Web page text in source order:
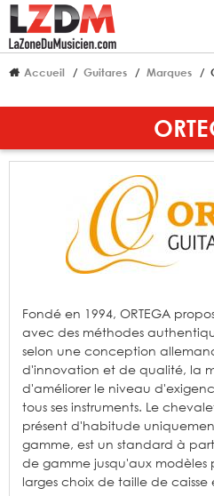
Accueil Guitares Marques
Fondé en 1994, ORTEGA
avec des méthodes
selon une conception
d'innovation et de qualité, la
d'améliorer le niveau
tous ses instruments. Le
présent d'habitude
gamme, est un standard à
de gamme jusqu'aux modèles
larges choix de taille de caisse